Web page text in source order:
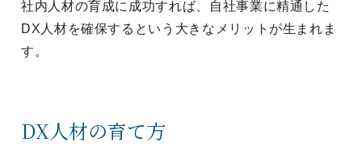
社内人材の育成に成功すれば、自社事業に精通した
DX人材を確保するという大きなメリットが生まれま
す。
DX人材の育て方